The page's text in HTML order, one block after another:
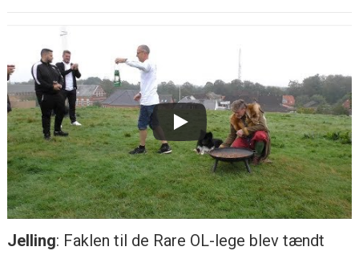
Jelling: Faklen til de Rare OL-lege blev tændt